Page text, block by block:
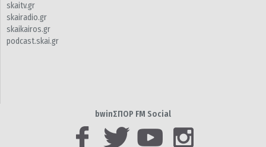
skaitv.gr
skairadio.gr
skaikairos.gr
podcast.skai.gr
bwinΣΠΟΡ FM Social